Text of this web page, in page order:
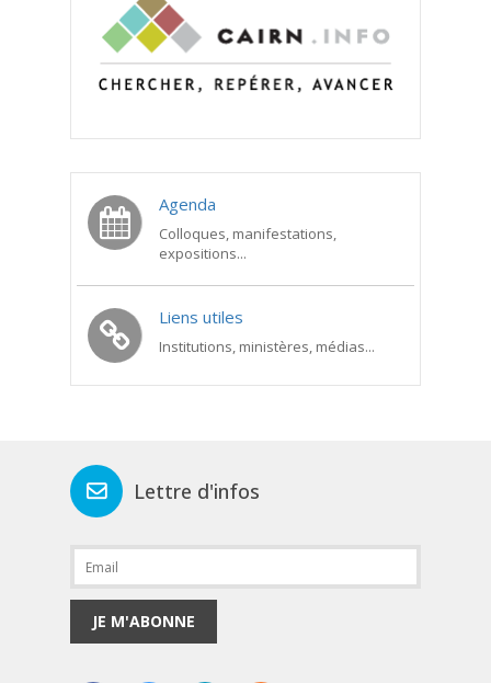
Agenda
Colloques, manifestations,
expositions...
Liens utiles
Institutions, ministères, médias...
Lettre d'infos
JE M'ABONNE